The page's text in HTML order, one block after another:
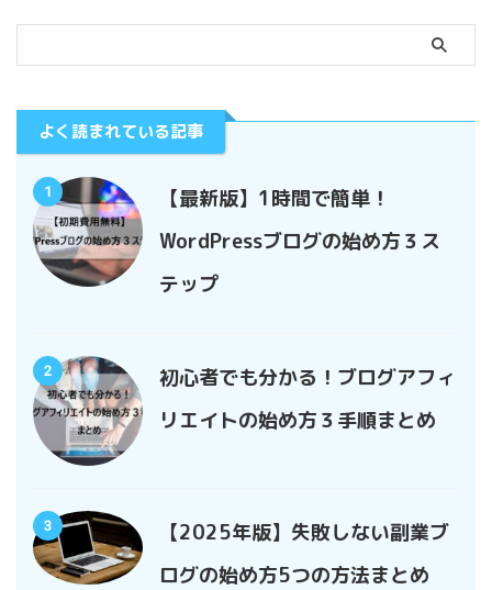
よく読まれている記事
1
【最新版】1時間で簡単！
WordPressブログの始め方３ス
テップ
2
初心者でも分かる！ブログアフィ
リエイトの始め方３手順まとめ
3
【2025年版】失敗しない副業ブ
ログの始め方5つの方法まとめ